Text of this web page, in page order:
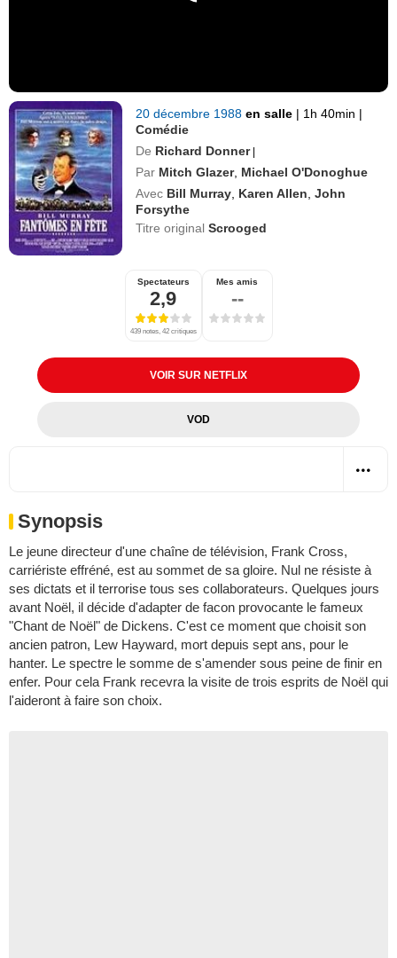
20 décembre 1988en salle | 1h 40min |
Comédie
De Richard Donner |
Par Mitch Glazer, Michael O'Donoghue
Avec Bill Murray Karen Allen ,John
Forsythe
Titre originalScrooged
Spectateurs
2,9
439 notes, 42 critiques
Mes amis
--
VOIR SUR NETFLIX
VOD
Synopsis
Le jeune directeur d'une chaîne de télévision, Frank Cross,
carriériste effréné, est au sommet de sa gloire. Nul ne résiste à
ses dictats et il terrorise tous ses collaborateurs. Quelques jours
avant Noël, il décide d'adapter de facon provocante le fameux
"Chant de Noël" de Dickens. C'est ce moment que choisit son
ancien patron, Lew Hayward, mort depuis sept ans, pour le
hanter. Le spectre le somme de s'amender sous peine de finir en
enfer. Pour cela Frank recevra la visite de trois esprits de Noël qui
l'aideront à faire son choix.